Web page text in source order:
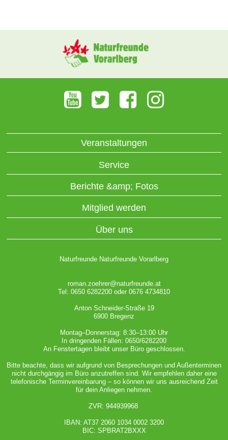
Veranstaltungen
Service
Berichte &amp; Fotos
Mitglied werden
Über uns
Naturfreunde Naturfreunde Vorarlberg
roman.zoehrer@naturfreunde.at
Tel: 0650 6282200 oder 0676 4734810
Anton Schneider-Straße 19
6900 Bregenz
Montag–Donnerstag: 8:30–13:00 Uhr
In dringenden Fällen: 0650/6282200
An Fenstertagen bleibt unser Büro geschlossen.
Bitte beachte, dass wir aufgrund von Besprechungen und Außenterminen
nicht durchgängig im Büro anzutreffen sind. Wir empfehlen daher eine
telefonische Terminvereinbarung – so können wir uns ausreichend Zeit
für dein Anliegen nehmen.
ZVR: 944939968
IBAN: AT37 2060 1034 0002 3200
BIC: SPBRAT2BXXX